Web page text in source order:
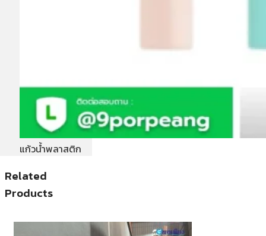
แก้วน้ำพลาสติก
Related
Products